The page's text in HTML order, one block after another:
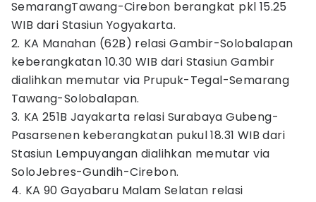
SemarangTawang-Cirebon berangkat pkl 15.25
WIB dari Stasiun Yogyakarta.
2. ⁠KA Manahan (62B) relasi Gambir-Solobalapan
keberangkatan 10.30 WIB dari Stasiun Gambir
dialihkan memutar via Prupuk-Tegal-Semarang
Tawang-Solobalapan.
3. ⁠KA 251B Jayakarta relasi Surabaya Gubeng-
Pasarsenen keberangkatan pukul 18.31 WIB dari
Stasiun Lempuyangan dialihkan memutar via
SoloJebres-Gundih-Cirebon.
4. ⁠KA 90 Gayabaru Malam Selatan relasi